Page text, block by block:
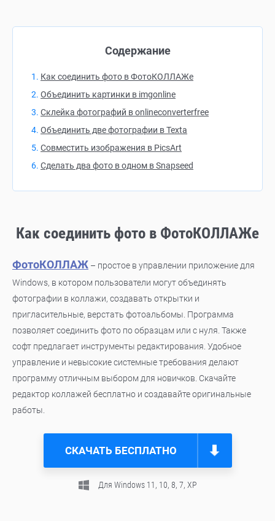
Содержание
Как соединить фото в ФотоКОЛЛАЖе
Объединить картинки в imgonline
Склейка фотографий в onlineconverterfree
Объединить две фотографии в Texta
Совместить изображения в PicsArt
Сделать два фото в одном в Snapseed
Как соединить фото в ФотоКОЛЛАЖе
ФотоКОЛЛАЖ – простое в управлении приложение для
Windows, в котором пользователи могут объединять
фотографии в коллажи, создавать открытки и
пригласительные, верстать фотоальбомы. Программа
позволяет соединить фото по образцам или с нуля. Также
софт предлагает инструменты редактирования. Удобное
управление и невысокие системные требования делают
программу отличным выбором для новичков. Скачайте
редактор коллажей бесплатно и создавайте оригинальные
работы.
СКАЧАТЬ БЕСПЛАТНО
Для Windows 11, 10, 8, 7, ХР